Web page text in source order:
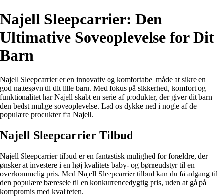
Najell Sleepcarrier: Den
Ultimative Soveoplevelse for Dit
Barn
Najell Sleepcarrier er en innovativ og komfortabel måde at sikre en
god nattesøvn til dit lille barn. Med fokus på sikkerhed, komfort og
funktionalitet har Najell skabt en serie af produkter, der giver dit barn
den bedst mulige soveoplevelse. Lad os dykke ned i nogle af de
populære produkter fra Najell.
Najell Sleepcarrier Tilbud
Najell Sleepcarrier tilbud er en fantastisk mulighed for forældre, der
ønsker at investere i en høj kvalitets baby- og børneudstyr til en
overkommelig pris. Med Najell Sleepcarrier tilbud kan du få adgang til
den populære bæresele til en konkurrencedygtig pris, uden at gå på
kompromis med kvaliteten.